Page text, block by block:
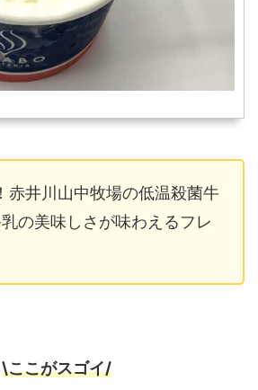
赤井川山中牧場の低温殺菌牛
の美味しさが味わえるフレ
\ここがスゴイ/